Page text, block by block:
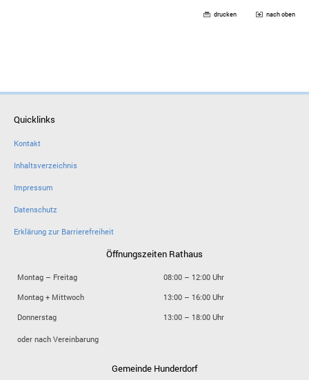
drucken nach oben
Quicklinks
Kontakt
Inhaltsverzeichnis
Impressum
Datenschutz
Erklärung zur Barrierefreiheit
Öffnungszeiten Rathaus
Montag – Freitag
08:00 – 12:00 Uhr
Montag + Mittwoch
13:00 – 16:00 Uhr
Donnerstag
13:00 – 18:00 Uhr
oder nach Vereinbarung
Gemeinde Hunderdorf